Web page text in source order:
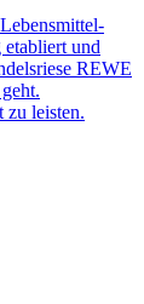
und
REWE
zu leisten.